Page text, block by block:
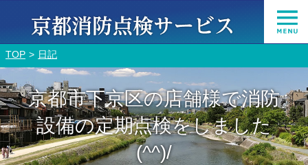
TOP 日記
京都市下京区の店舗様で消防
設備の定期点検をしました
(^^)/